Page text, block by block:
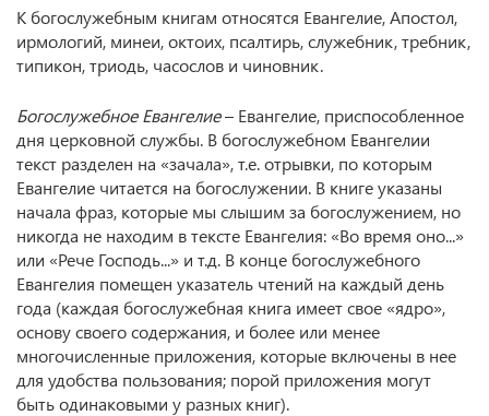
К богослужебным книгам относятся Евангелие, Апостол,
ирмологий, минеи, октоих, псалтирь, служебник, требник,
типикон, триодь, часослов и чиновник.
Богослужебное Евангелие– Евангелие, приспособленное
дня церковной службы. В богослужебном Евангелии
текст разделен на «зачала», т.е. отрывки, по которым
Евангелие читается на богослужении. В книге указаны
начала фраз, которые мы слышим за богослужением, но
никогда не находим в тексте Евангелия: «Во время оно...»
или «Рече Господь...» и т.д. В конце богослужебного
Евангелия помещен указатель чтений на каждый день
года (каждая богослужебная книга имеет свое «ядро»,
основу своего содержания, и более или менее
многочисленные приложения, которые включены в нее
для удобства пользования; порой приложения могут
быть одинаковыми у разных книг).